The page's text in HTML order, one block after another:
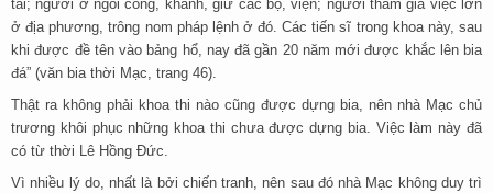
tài; người ở ngôi công, khanh, giữ các bộ, viện; người tham gia việc lớn
ở địa phương, trông nom pháp lệnh ở đó. Các tiến sĩ trong khoa này, sau
khi được đề tên vào bảng hổ, nay đã gần 20 năm mới được khắc lên bia
đá” (văn bia thời Mạc, trang 46).
Thật ra không phải khoa thi nào cũng được dựng bia, nên nhà Mạc chủ
trương khôi phục những khoa thi chưa được dựng bia. Việc làm này đã
có từ thời Lê Hồng Đức.
Vì nhiều lý do, nhất là bởi chiến tranh, nên sau đó nhà Mạc không duy trì